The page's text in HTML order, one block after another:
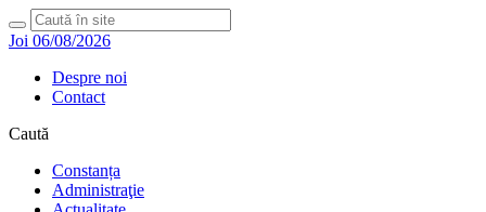
Joi 06/08/2026
Despre noi
Contact
Caută
Constanța
Administraţie